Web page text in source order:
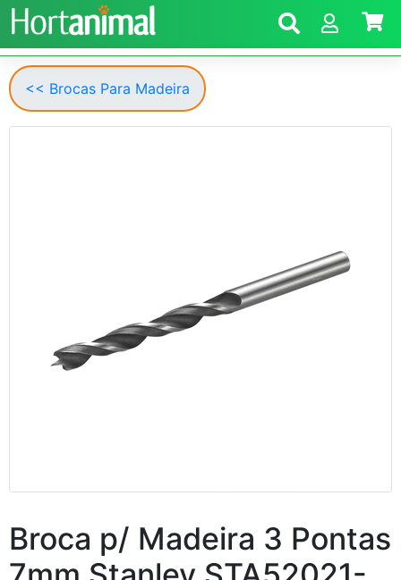
<< Brocas Para Madeira
Broca p/ Madeira 3 Pontas